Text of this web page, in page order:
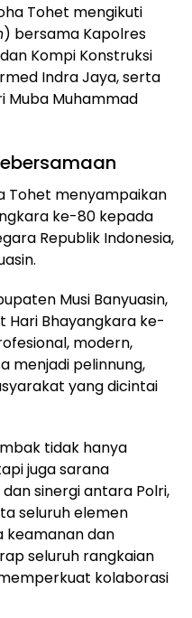
Tohet mengikuti
) bersama Kapolres
Kompi Konstruksi
Indra Jaya, serta
Muba Muhammad
Tohet menyampaikan
ke-80 kepada
Republik Indonesia,
Musi Banyuasin,
Hari Bhayangkara ke-
modern,
menjadi pelinnung,
yang dicintai
tidak hanya
juga sarana
sinergi antara Polri,
seluruh elemen
keamanan dan
seluruh rangkaian
kolaborasi